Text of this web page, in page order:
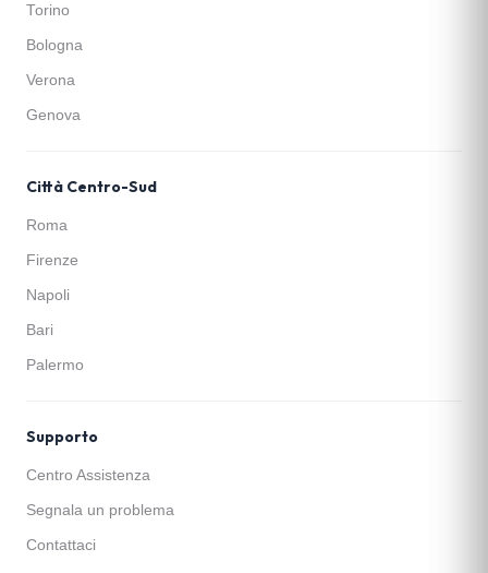
Torino
Bologna
Verona
Genova
Città Centro-Sud
Roma
Firenze
Napoli
Bari
Palermo
Supporto
Centro Assistenza
Segnala un problema
Contattaci